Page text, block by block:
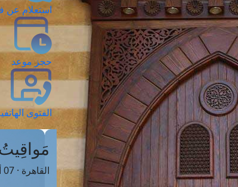
استعلام عن
حجز موعد
الفتوى
مَواقِيتُ
القاهرة · 07 أغسطس 2026 م